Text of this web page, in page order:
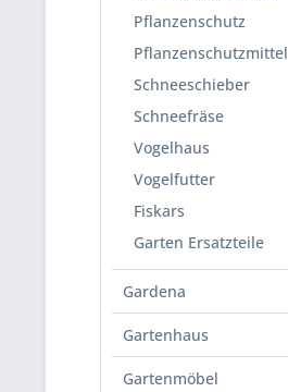
Pflanzenschutz
Pflanzenschutzmittel
Schneeschieber
Schneefräse
Vogelhaus
Vogelfutter
Fiskars
Garten Ersatzteile
Gardena
Gartenhaus
Gartenmöbel